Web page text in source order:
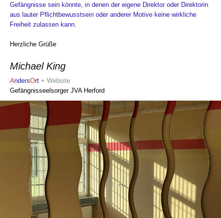
Gefängnisse sein könnte, in denen der eigene Direktor oder Direktorin
aus lauter Pflichtbewusstsein oder anderer Motive keine wirkliche
Freiheit zulassen kann.
Herzliche Grüße
Michael King
AndersOrt + Website
Gefängnisseelsorger JVA Herford